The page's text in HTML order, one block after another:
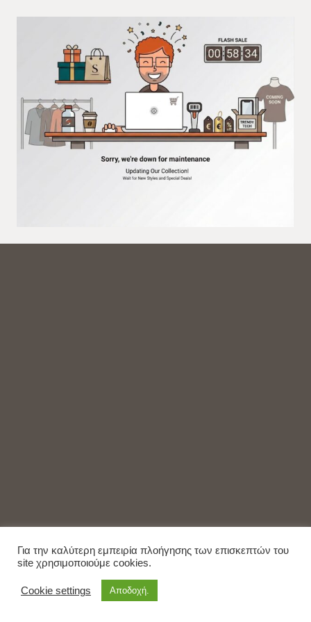
Για την καλύτερη εμπειρία πλοήγησης των επισκεπτών του
site χρησιμοποιούμε cookies.
Cookie settings Αποδοχή.